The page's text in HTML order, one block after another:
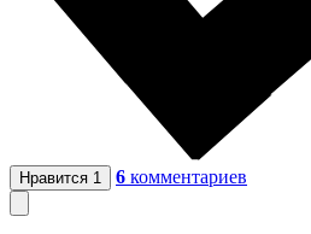
Нравится 1 6 комментариев